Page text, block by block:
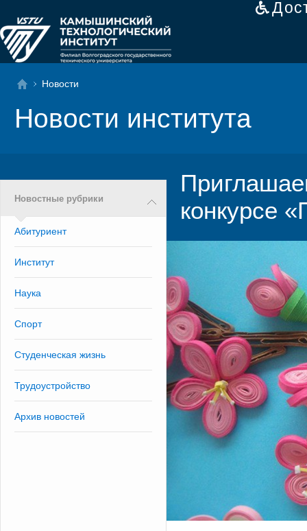
Новости
Новости института
Новостные рубрики
Абитуриент
Институт
Наука
Спорт
Студенческая жизнь
Трудоустройство
Архив новостей
конкурсе